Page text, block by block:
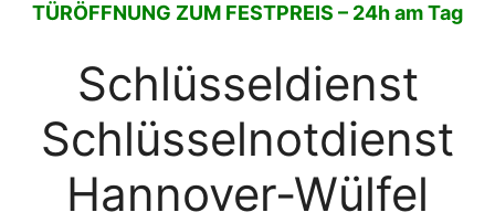
TÜRÖFFNUNG ZUM FESTPREIS – 24h am Tag
Schlüsseldienst
Schlüsselnotdienst
Hannover-Wülfel